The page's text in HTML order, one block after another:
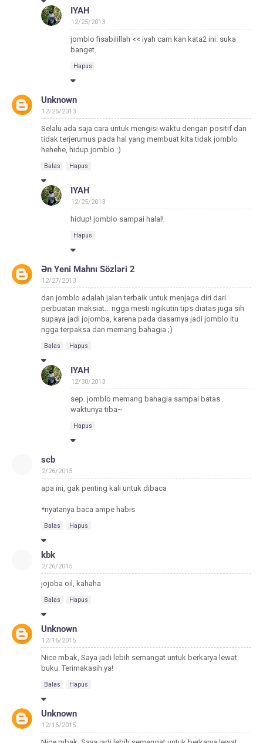
IYAH
12/25/2013
jomblo fisabilillah << iyah cam kan kata2 ini. suka
banget.
Hapus
Unknown
12/25/2013
Selalu ada saja cara untuk mengisi waktu dengan positif dan
tidak terjerumus pada hal yang membuat kita tidak jomblo
hehehe, hidup jomblo :)
Balas Hapus
IYAH
12/25/2013
hidup! jomblo sampai halal!
Hapus
Ən Yeni Mahnı Sözləri 2
12/27/2013
dan jomblo adalah jalan terbaik untuk menjaga diri dari
perbuatan maksiat... ngga mesti ngikutin tips diatas juga sih
supaya jadi jojomba, karena pada dasarnya jadi jomblo itu
ngga terpaksa dan memang bahagia ;)
Balas Hapus
IYAH
12/30/2013
sep. jomblo memang bahagia sampai batas
waktunya tiba~
Hapus
scb
2/26/2015
apa ini, gak penting kali untuk dibaca
*nyatanya baca ampe habis
Balas Hapus
kbk
2/26/2015
jojoba oil, kahaha
Balas Hapus
Unknown
12/16/2015
Nice mbak, Saya jadi lebih semangat untuk berkarya lewat
buku. Terimakasih ya!
Balas Hapus
Unknown
12/16/2015